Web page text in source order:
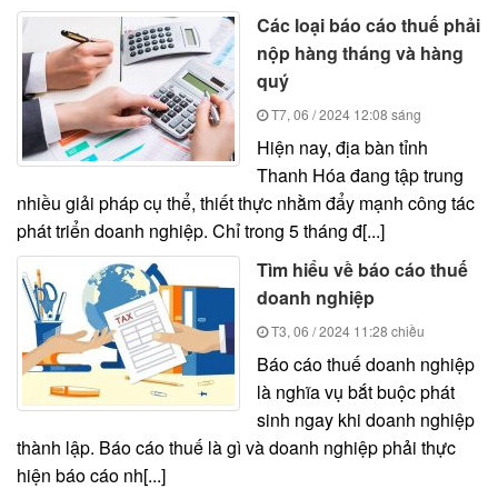
Các loại báo cáo thuế phải
nộp hàng tháng và hàng
quý
T7, 06 / 2024 12:08 sáng
Hiện nay, địa bàn tỉnh
Thanh Hóa đang tập trung
nhiều giải pháp cụ thể, thiết thực nhằm đẩy mạnh công tác
phát triển doanh nghiệp. Chỉ trong 5 tháng đ[...]
Tìm hiểu về báo cáo thuế
doanh nghiệp
T3, 06 / 2024 11:28 chiều
Báo cáo thuế doanh nghiệp
là nghĩa vụ bắt buộc phát
sinh ngay khi doanh nghiệp
thành lập. Báo cáo thuế là gì và doanh nghiệp phải thực
hiện báo cáo nh[...]